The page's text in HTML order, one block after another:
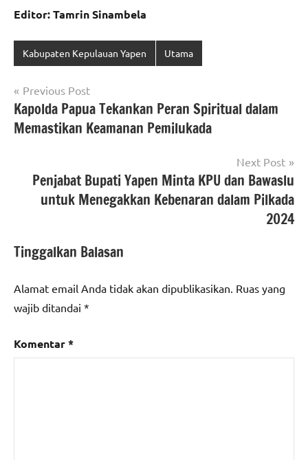
Editor: Tamrin Sinambela
Kabupaten Kepulauan Yapen Utama
Navigasi
pos
Previous Post
Kapolda Papua Tekankan Peran Spiritual dalam
Memastikan Keamanan Pemilukada
Next Post
Penjabat Bupati Yapen Minta KPU dan Bawaslu
untuk Menegakkan Kebenaran dalam Pilkada
2024
Tinggalkan Balasan
Alamat email Anda tidak akan dipublikasikan. Ruas yang
wajib ditandai *
Komentar*